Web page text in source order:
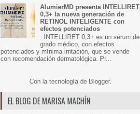
AlumierMD presenta INTELLIRET
0,3+ la nueva generación de
RETINOL INTELIGENTE con
efectos potenciados
INTELLIRET 0,3+ es un sérum de
grado médico, con efectos
potenciados y mínima irritación, que se vende
con recomendación dermatológica. Pr...
Con la tecnología de Blogger.
EL BLOG DE MARISA MACHÍN